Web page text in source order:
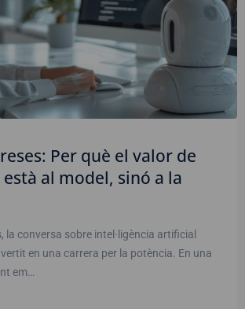
Per què el valor de
al model, sinó a la
la conversa sobre intel·ligència artificial
en una carrera per la potència. En una
em…